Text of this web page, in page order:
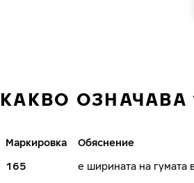
КАКВО ОЗНАЧАВА
Маркировка
Обяснение
165
е ширината на гумата